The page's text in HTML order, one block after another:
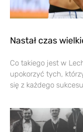
Nastał czas
Co takiego jest w
upokorzyć tych,
się z każdego